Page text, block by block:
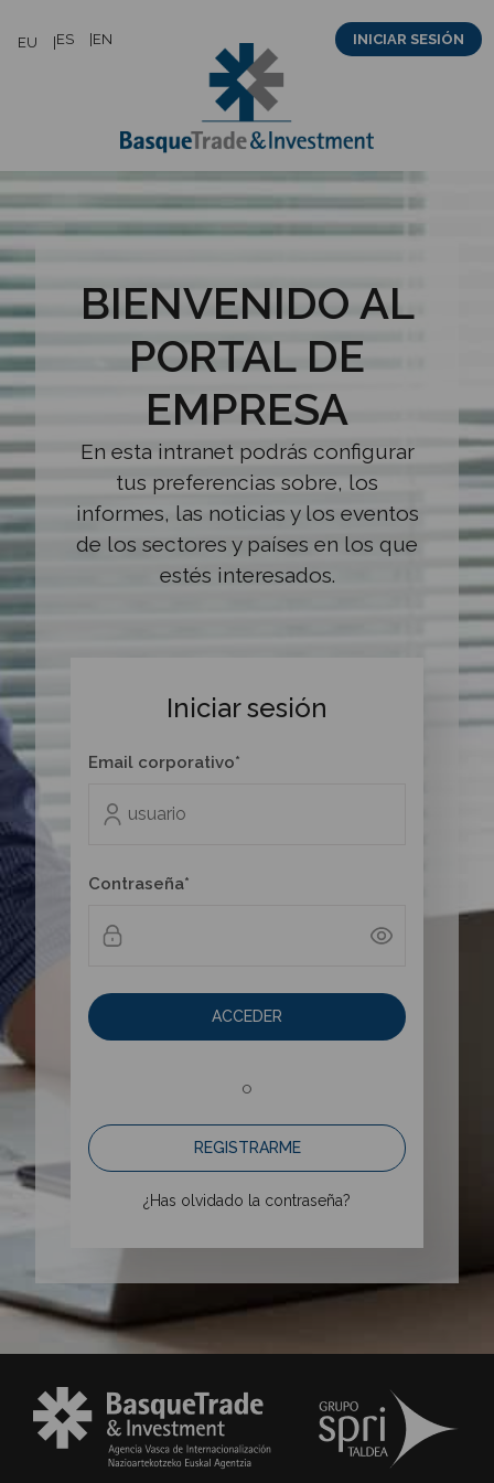
EU ES EN INICIAR SESIÓN
BIENVENIDO AL
PORTAL DE
EMPRESA
En esta intranet podrás configurar
tus preferencias sobre, los
informes, las noticias y los eventos
de los sectores y países en los que
estés interesados.
Iniciar sesión
Email corporativo*
Contraseña*
ACCEDER
o
REGISTRARME
¿Has olvidado la contraseña?